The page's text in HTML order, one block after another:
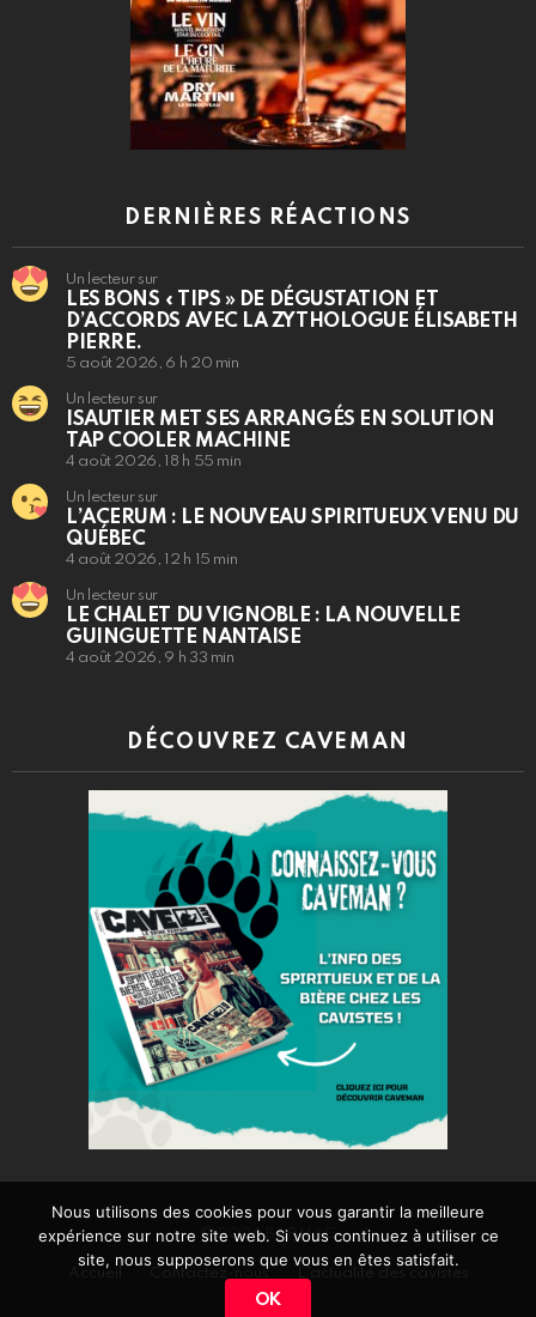
DERNIÈRES RÉACTIONS
Un lecteur sur
LES BONS « TIPS » DE DÉGUSTATION ET
D’ACCORDS AVEC LA ZYTHOLOGUE ÉLISABETH
PIERRE.
5 août 2026, 6 h 20 min
Un lecteur sur
ISAUTIER MET SES ARRANGÉS EN SOLUTION
TAP COOLER MACHINE
4 août 2026, 18 h 55 min
Un lecteur sur
L’ACERUM : LE NOUVEAU SPIRITUEUX VENU DU
QUÉBEC
4 août 2026, 12 h 15 min
Un lecteur sur
LE CHALET DU VIGNOBLE : LA NOUVELLE
GUINGUETTE NANTAISE
4 août 2026, 9 h 33 min
DÉCOUVREZ CAVEMAN
© 2026 BARMAG
Accueil Contactez-nous
Nous utilisons des cookies pour vous garantir la meilleure
expérience sur notre site web. Si vous continuez à utiliser ce
site, nous supposerons que vous en êtes satisfait.
OK